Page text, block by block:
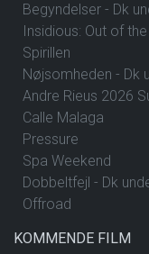
Begyndelser - Dk
Insidious: Out of
Spirillen
Nøjsomheden - Dk
Andre Rieus 2026
Calle Malaga
Pressure
Spa Weekend
Dobbeltfejl - Dk
Offroad
KOMMENDE FILM